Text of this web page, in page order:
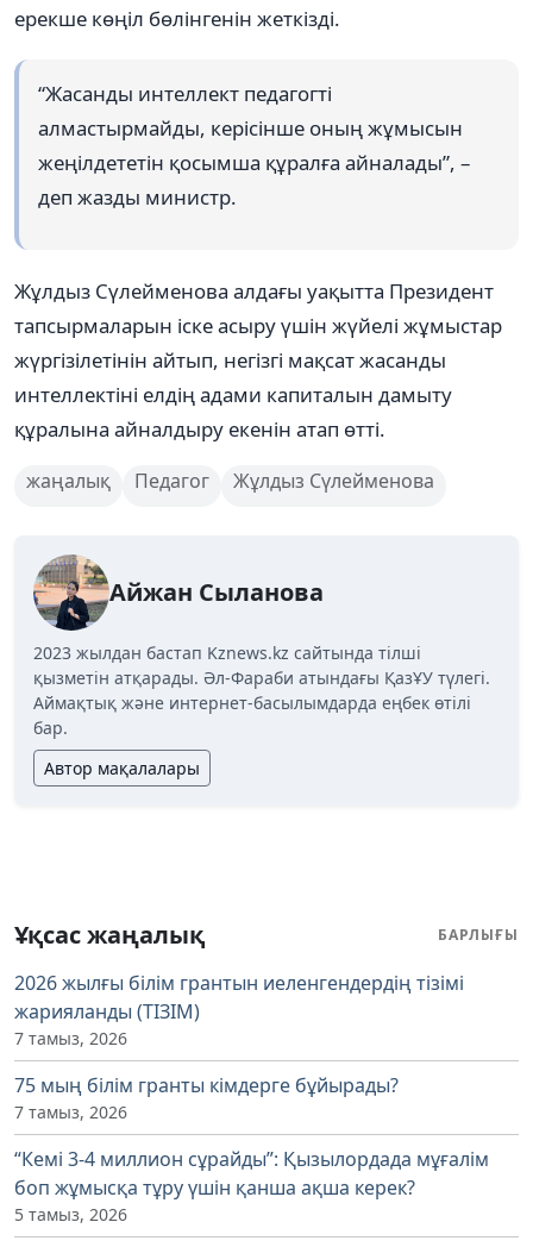
ерекше көңіл бөлінгенін жеткізді.
“Жасанды интеллект педагогті
алмастырмайды, керісінше оның жұмысын
жеңілдететін қосымша құралға айналады”, –
деп жазды министр.
Жұлдыз Сүлейменова алдағы уақытта Президент
тапсырмаларын іске асыру үшін жүйелі жұмыстар
жүргізілетінін айтып, негізгі мақсат жасанды
интеллектіні елдің адами капиталын дамыту
құралына айналдыру екенін атап өтті.
жаңалық Педагог Жұлдыз Сүлейменова
Айжан Сыланова
2023 жылдан бастап Kznews.kz сайтында тілші
қызметін атқарады. Әл-Фараби атындағы ҚазҰУ түлегі.
Аймақтық және интернет-басылымдарда еңбек өтілі
бар.
Автор мақалалары
Ұқсас жаңалық БАРЛЫҒЫ
2026 жылғы білім грантын иеленгендердің тізімі
жарияланды (ТІЗІМ)
7 тамыз, 2026
75 мың білім гранты кімдерге бұйырады?
7 тамыз, 2026
“Кемі 3-4 миллион сұрайды”: Қызылордада мұғалім
боп жұмысқа тұру үшін қанша ақша керек?
5 тамыз, 2026